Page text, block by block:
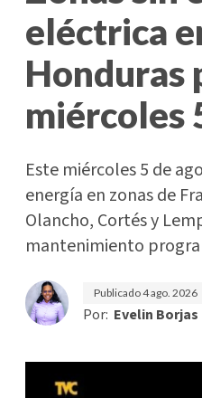
eléctrica
Honduras
miércoles
Este miércoles 5 de
energía en zonas de
Olancho, Cortés y
mantenimiento
Publicado4 ago. 2026
Por: Evelin Borjas